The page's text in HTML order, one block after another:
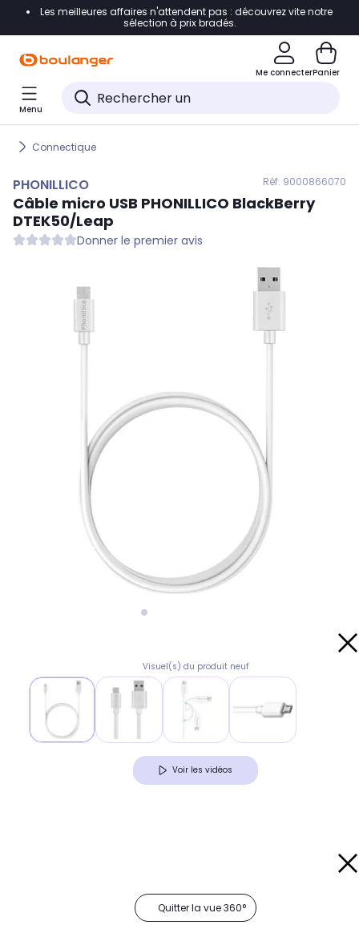
Accéder directement à la navigation
Accéder directement au pied de page
Accéder directement au chatbot
Les meilleures affaires n'attendent pas : découvrez vite notre
sélection à prix bradés.
Me connecterPanier
Menu
Connectique
PHONILLICO Réf. 9000866070
Câble micro USB PHONILLICO BlackBerry
DTEK50/Leap
Donner le premier avis
Visuel(s) du produit neuf
Voir les vidéos
Quitter la vue 360°